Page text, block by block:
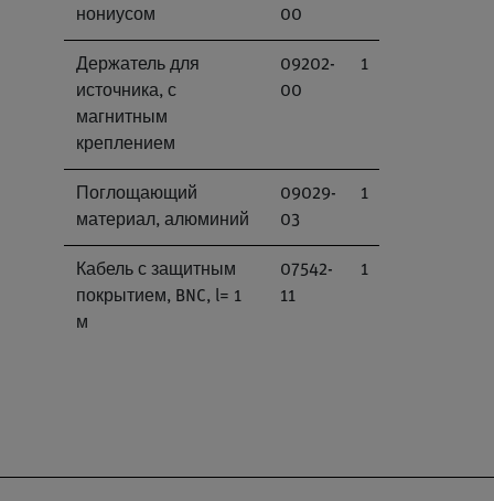
нониусом
00
Держатель для
источника, с
магнитным
креплением
09202-
00
1
Поглощающий
материал, алюминий
09029-
03
1
Кабель с защитным
покрытием, BNC, l= 1
м
07542-
11
1